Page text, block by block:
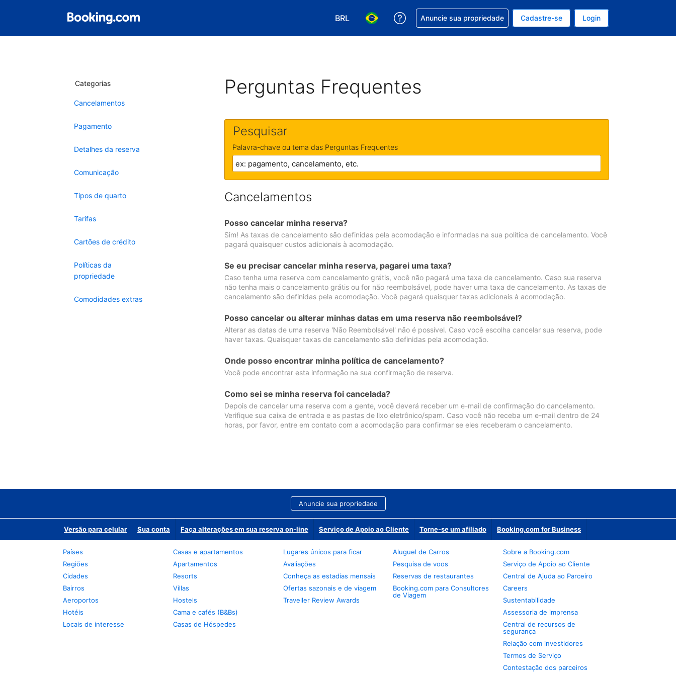
BRL
Escolha sua moeda. Atualmente, sua moeda é: Real
Escolha seu idioma. Atualmente, seu idioma é: Português (Brasil)
Receber ajuda com sua reserva
Anuncie sua propriedade Cadastre-se Login
Categorias
Cancelamentos
Pagamento
Detalhes da reserva
Comunicação
Tipos de quarto
Tarifas
Cartões de crédito
Políticas da
propriedade
Comodidades extras
Perguntas Frequentes
Pesquisar
Palavra-chave ou tema das Perguntas Frequentes
Cancelamentos
Posso cancelar minha reserva?
Sim! As taxas de cancelamento são definidas pela acomodação e informadas na sua política de cancelamento. Você
pagará quaisquer custos adicionais à acomodação.
Se eu precisar cancelar minha reserva, pagarei uma taxa?
Caso tenha uma reserva com cancelamento grátis, você não pagará uma taxa de cancelamento. Caso sua reserva
não tenha mais o cancelamento grátis ou for não reembolsável, pode haver uma taxa de cancelamento. As taxas de
cancelamento são definidas pela acomodação. Você pagará quaisquer taxas adicionais à acomodação.
Posso cancelar ou alterar minhas datas em uma reserva não reembolsável?
Alterar as datas de uma reserva 'Não Reembolsável' não é possível. Caso você escolha cancelar sua reserva, pode
haver taxas. Quaisquer taxas de cancelamento são definidas pela acomodação.
Onde posso encontrar minha política de cancelamento?
Você pode encontrar esta informação na sua confirmação de reserva.
Como sei se minha reserva foi cancelada?
Depois de cancelar uma reserva com a gente, você deverá receber um e-mail de confirmação do cancelamento.
Verifique sua caixa de entrada e as pastas de lixo eletrônico/spam. Caso você não receba um e-mail dentro de 24
horas, por favor, entre em contato com a acomodação para confirmar se eles receberam o cancelamento.
Anuncie sua propriedade
Versão para celular Sua conta Faça alterações em sua reserva on-line Serviço de Apoio ao Cliente Torne-se um afiliado Booking.com for Business
Países
Regiões
Cidades
Bairros
Aeroportos
Hotéis
Locais de interesse
Casas e apartamentos
Apartamentos
Resorts
Villas
Hostels
Cama e cafés (B&Bs)
Casas de Hóspedes
Lugares únicos para ficar
Avaliações
Conheça as estadias mensais
Ofertas sazonais e de viagem
Traveller Review Awards
Aluguel de Carros
Pesquisa de voos
Reservas de restaurantes
Booking.com para Consultores
de Viagem
Sobre a Booking.com
Serviço de Apoio ao Cliente
Central de Ajuda ao Parceiro
Careers
Sustentabilidade
Assessoria de imprensa
Central de recursos de
segurança
Relação com investidores
Termos de Serviço
Contestação dos parceiros